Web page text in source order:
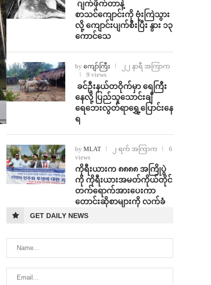
⁨⁩ ⁨ဂျက်ဖိုက်တာနဲ့
စာသင်ကျောင်းကို ဗုံးကြဲသွား
လို့ ကျောင်းပျက်စီးပြီး နွား ၁၃
ကောင်သေ
by ကျော်ကြီး
၂၂ နာရီ အကြာက
9 views
⁩ ⁨ခင်ဦးနယ်တဝိုက်မှာ ရေကြီး
နေလို့ ပြည်သူသောင်းချီ
ရေဘေးလွတ်ရာရွှေ့ပြောင်းနေ
ရ
by MLAT ၂ ရက် အကြာက
6
views
ကိုရီးယားက ၈၈၈၈ အကြိုပွဲ
ကို ကိုရီးယားအမတ်ကိုယ်တိုင်
တက်ရောက်အားပေးကာ
တောင်းဆိုစာများကို လက်ခံ
GET DAILY NEWS